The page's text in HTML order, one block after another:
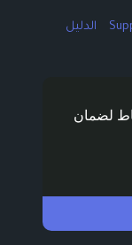
لضمان
الدليل